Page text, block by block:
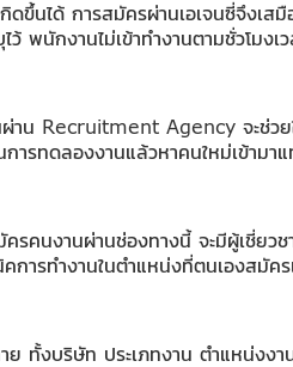
ขึ้นได้ การสมัครผ่านเอเจนซี่จึงเส
พนักงานไม่เข้าทำงานตามชั่วโมงเ
าน Recruitment Agency จะช่ว
ารทดลองงานแล้วหาคนใหม่เข้ามา
คนงานผ่านช่องทางนี้ จะมีผู้เชี่ย
ารทำงานในตำแหน่งที่ตนเองสมัคร
ทั้งบริษัท ประเภทงาน ตำแหน่งง